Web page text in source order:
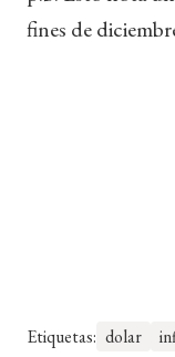
fines de
Etiquetas: dolar